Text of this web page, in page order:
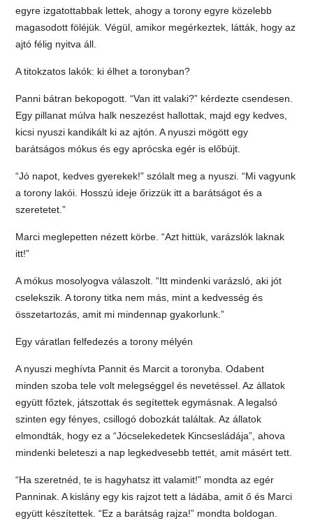
egyre izgatottabbak lettek, ahogy a torony egyre közelebb
magasodott föléjük. Végül, amikor megérkeztek, látták, hogy az
ajtó félig nyitva áll.
A titokzatos lakók: ki élhet a toronyban?
Panni bátran bekopogott. “Van itt valaki?” kérdezte csendesen.
Egy pillanat múlva halk neszezést hallottak, majd egy kedves,
kicsi nyuszi kandikált ki az ajtón. A nyuszi mögött egy
barátságos mókus és egy aprócska egér is előbújt.
“Jó napot, kedves gyerekek!” szólalt meg a nyuszi. “Mi vagyunk
a torony lakói. Hosszú ideje őrizzük itt a barátságot és a
szeretetet.”
Marci meglepetten nézett körbe. “Azt hittük, varázslók laknak
itt!”
A mókus mosolyogva válaszolt. “Itt mindenki varázsló, aki jót
cselekszik. A torony titka nem más, mint a kedvesség és
összetartozás, amit mi mindennap gyakorlunk.”
Egy váratlan felfedezés a torony mélyén
A nyuszi meghívta Pannit és Marcit a toronyba. Odabent
minden szoba tele volt melegséggel és nevetéssel. Az állatok
együtt főztek, játszottak és segítettek egymásnak. A legalsó
szinten egy fényes, csillogó dobozkát találtak. Az állatok
elmondták, hogy ez a “Jócselekedetek Kincsesládája”, ahova
mindenki beleteszi a nap legkedvesebb tettét, amit másért tett.
“Ha szeretnéd, te is hagyhatsz itt valamit!” mondta az egér
Panninak. A kislány egy kis rajzot tett a ládába, amit ő és Marci
együtt készítettek. “Ez a barátság rajza!” mondta boldogan.